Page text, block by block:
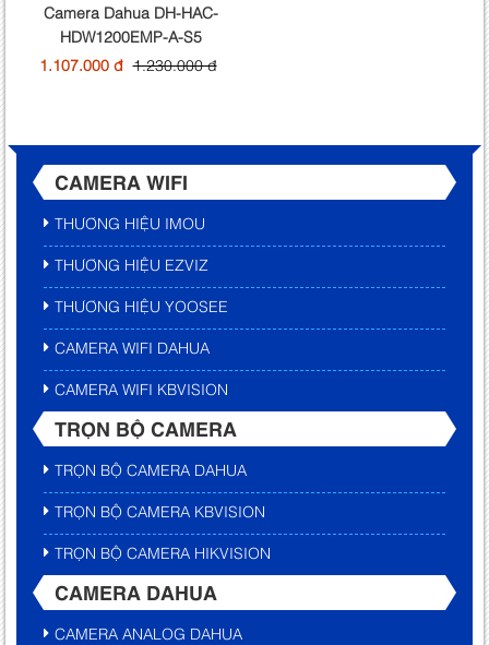
Camera Dahua DH-HAC-
HDW1200EMP-A-S5
1.107.000 đ 1.230.000 đ
CAMERA WIFI
THƯƠNG HIỆU IMOU
THƯƠNG HIỆU EZVIZ
THƯƠNG HIỆU YOOSEE
CAMERA WIFI DAHUA
CAMERA WIFI KBVISION
TRỌN BỘ CAMERA
TRỌN BỘ CAMERA DAHUA
TRỌN BỘ CAMERA KBVISION
TRỌN BỘ CAMERA HIKVISION
CAMERA DAHUA
CAMERA ANALOG DAHUA